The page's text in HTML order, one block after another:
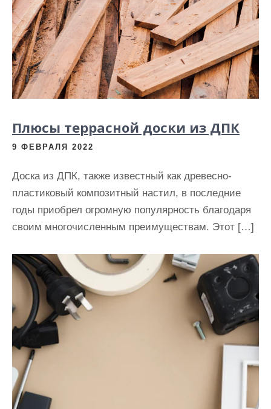
Плюсы террасной доски из ДПК
9 ФЕВРАЛЯ 2022
Доска из ДПК, также известный как древесно-
пластиковый композитный настил, в последние
годы приобрел огромную популярность благодаря
своим многочисленным преимуществам. Этот […]